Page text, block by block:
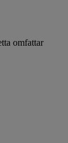
omfattar